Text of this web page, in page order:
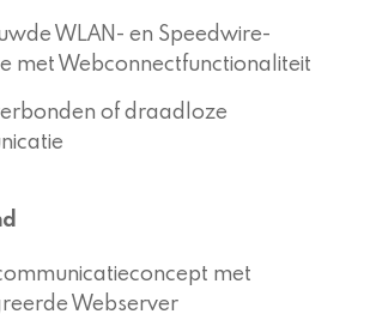
WLAN- en Speedwire-
met Webconnectfunctionaliteit
of draadloze
met
Webserver